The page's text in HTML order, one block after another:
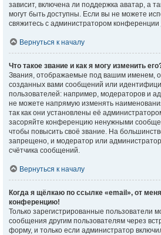
зависит, включена ли поддержка аватар, а
могут быть доступны. Если вы не можете
свяжитесь с администратором
Вернуться к началу
Что такое звание и как я могу изменить
Звания, отображаемые под вашим именем,
созданных вами сообщений или
пользователей: например, модераторов и
не можете напрямую изменять
так как они установлены её
засоряйте конференцию ненужными
чтобы повысить своё звание. На
запрещено, и модератор или
счётчика сообщений.
Вернуться к началу
Когда я щёлкаю по ссылке «email», от
конференцию!
Только зарегистрированные пользователи
сообщения другим пользователям через
форму, и только если администратор